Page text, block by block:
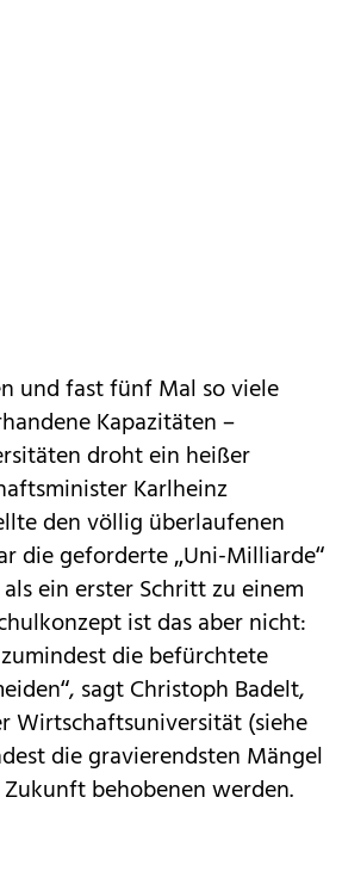
und fast fünf Mal so viele
Kapazitäten –
droht ein heißer
Karlheinz
den völlig überlaufenen
die geforderte „Uni-Milliarde“
ein erster Schritt zu einem
ist das aber nicht:
die befürchtete
sagt Christoph Badelt,
Wirtschaftsuniversität (siehe
die gravierendsten Mängel
behobenen werden.